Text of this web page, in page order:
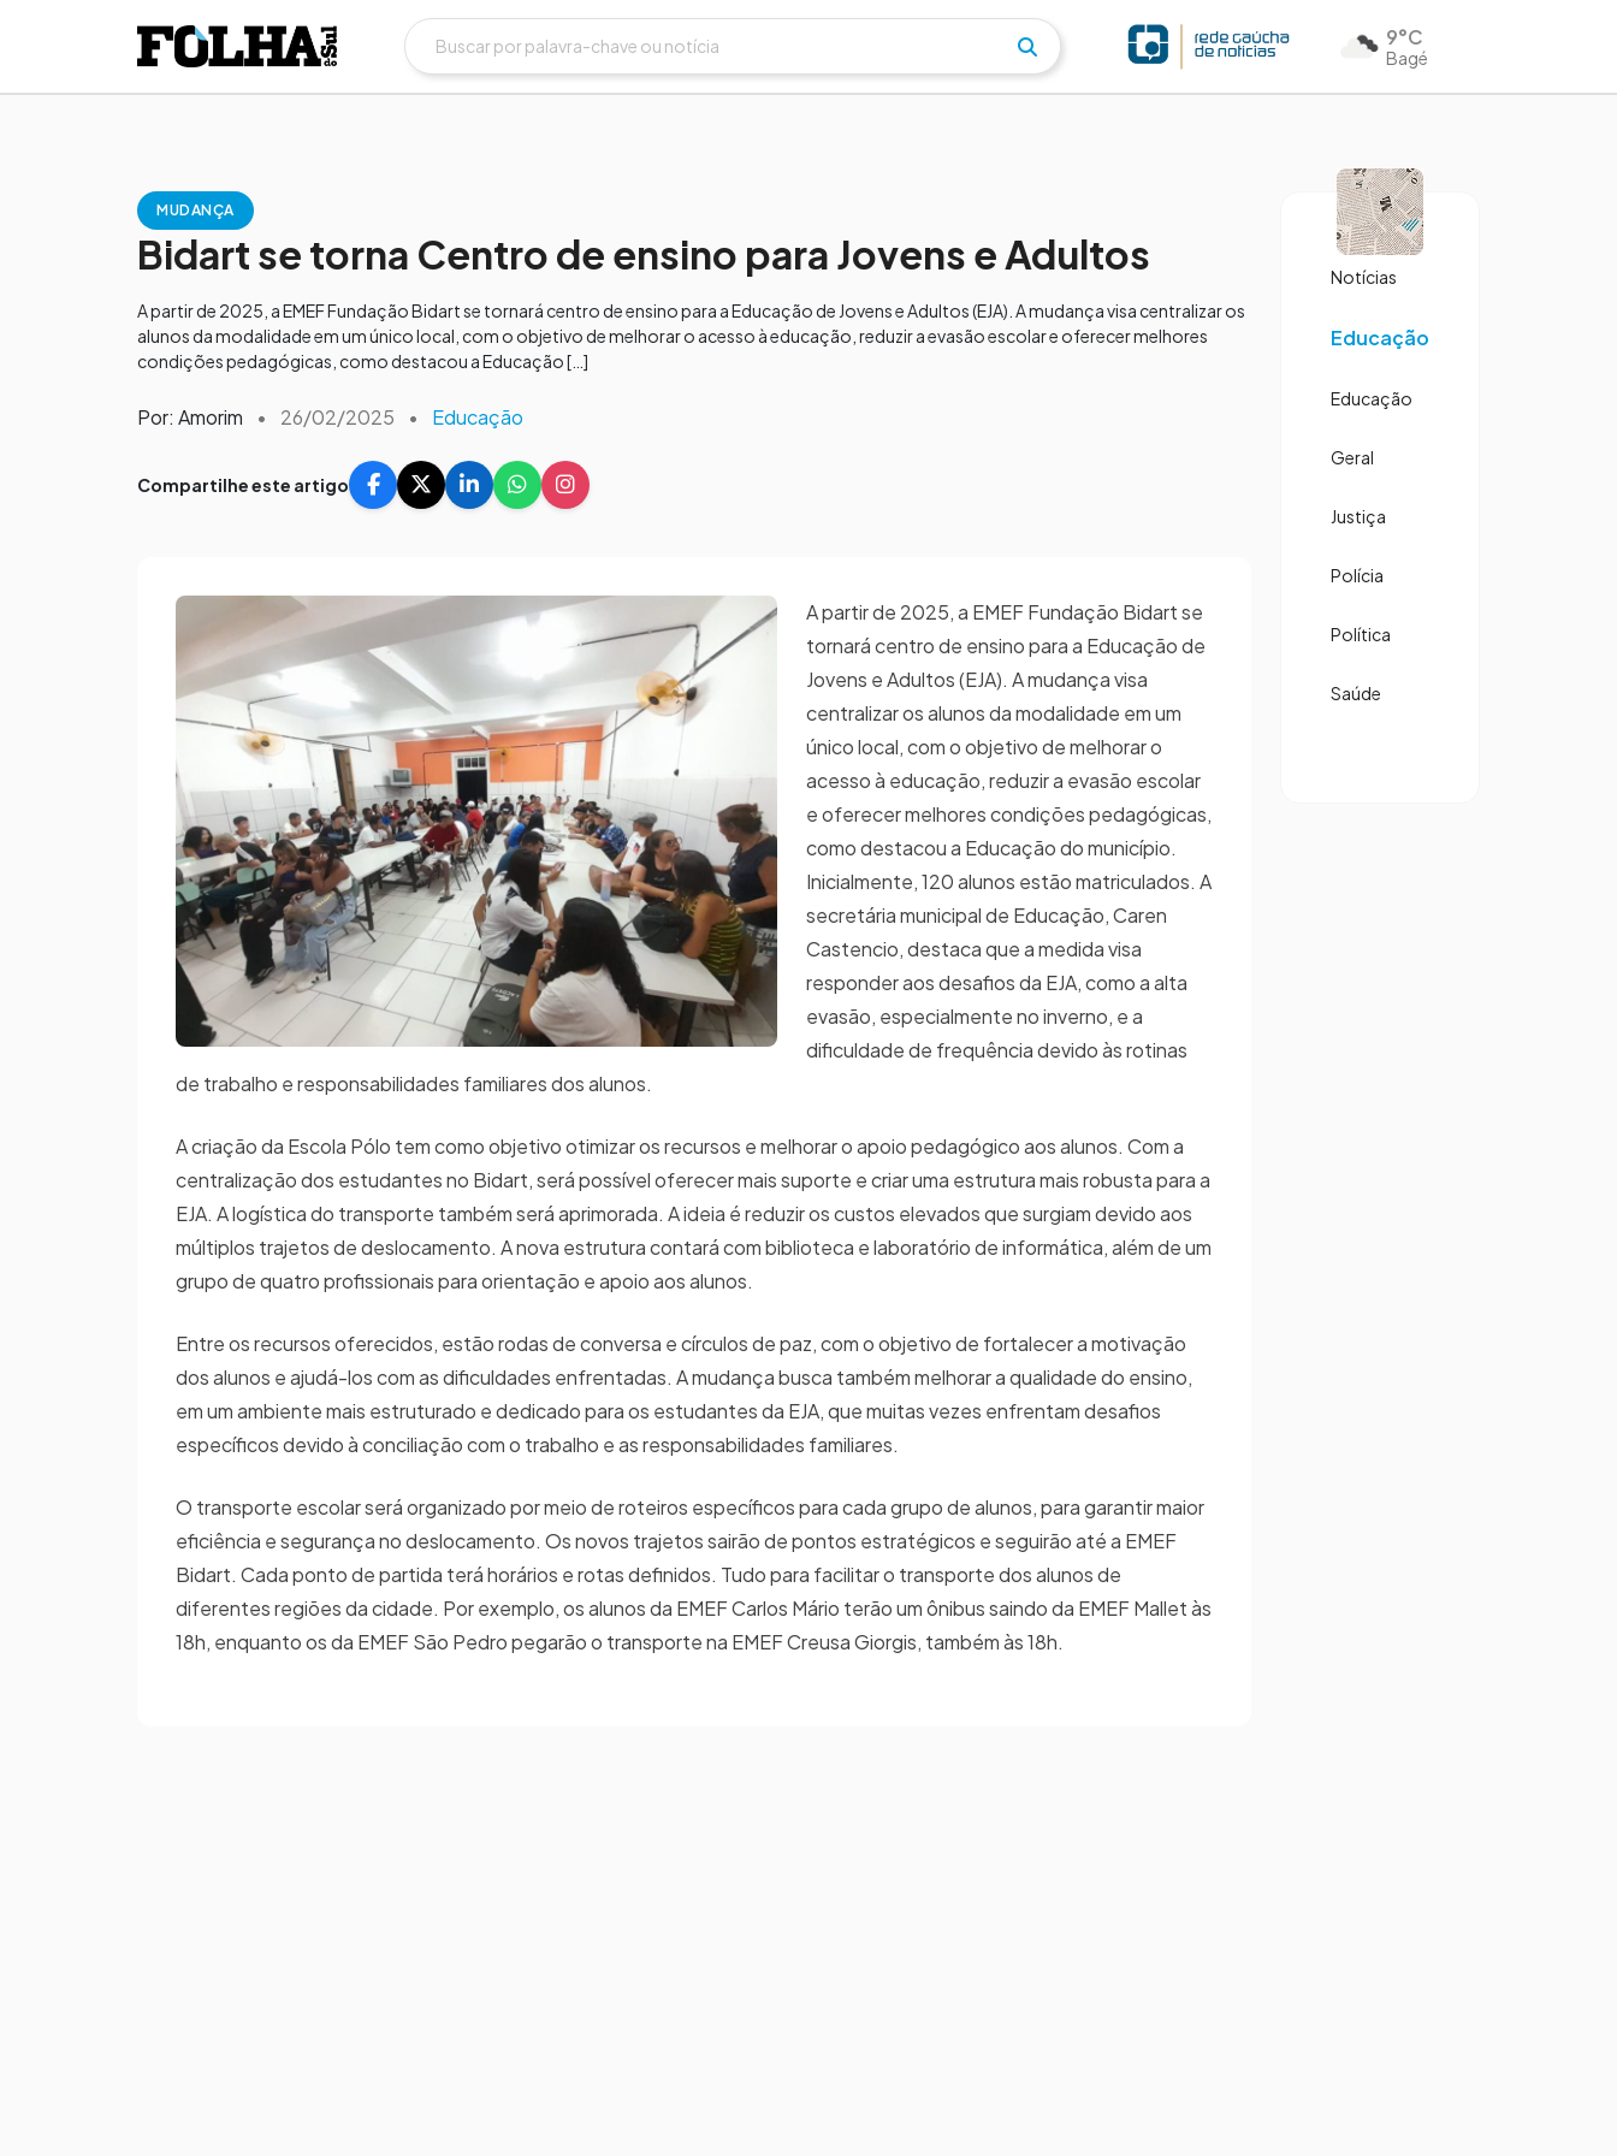
9°C
Bagé
MUDANÇA
Bidart se torna Centro de ensino para Jovens e Adultos
A partir de 2025, a EMEF Fundação Bidart se tornará centro de ensino para a Educação de Jovens e Adultos (EJA). A mudança visa centralizar os
alunos da modalidade em um único local, com o objetivo de melhorar o acesso à educação, reduzir a evasão escolar e oferecer melhores
condições pedagógicas, como destacou a Educação […]
Por: Amorim • 26/02/2025 • Educação
Compartilhe este artigo
A partir de 2025, a EMEF Fundação Bidart se
tornará centro de ensino para a Educação de
Jovens e Adultos (EJA). A mudança visa
centralizar os alunos da modalidade em um
único local, com o objetivo de melhorar o
acesso à educação, reduzir a evasão escolar
e oferecer melhores condições pedagógicas,
como destacou a Educação do município.
Inicialmente, 120 alunos estão matriculados. A
secretária municipal de Educação, Caren
Castencio, destaca que a medida visa
responder aos desafios da EJA, como a alta
evasão, especialmente no inverno, e a
dificuldade de frequência devido às rotinas
de trabalho e responsabilidades familiares dos alunos.
A criação da Escola Pólo tem como objetivo otimizar os recursos e melhorar o apoio pedagógico aos alunos. Com a
centralização dos estudantes no Bidart, será possível oferecer mais suporte e criar uma estrutura mais robusta para a
EJA. A logística do transporte também será aprimorada. A ideia é reduzir os custos elevados que surgiam devido aos
múltiplos trajetos de deslocamento. A nova estrutura contará com biblioteca e laboratório de informática, além de um
grupo de quatro profissionais para orientação e apoio aos alunos.
Entre os recursos oferecidos, estão rodas de conversa e círculos de paz, com o objetivo de fortalecer a motivação
dos alunos e ajudá-los com as dificuldades enfrentadas. A mudança busca também melhorar a qualidade do ensino,
em um ambiente mais estruturado e dedicado para os estudantes da EJA, que muitas vezes enfrentam desafios
específicos devido à conciliação com o trabalho e as responsabilidades familiares.
O transporte escolar será organizado por meio de roteiros específicos para cada grupo de alunos, para garantir maior
eficiência e segurança no deslocamento. Os novos trajetos sairão de pontos estratégicos e seguirão até a EMEF
Bidart. Cada ponto de partida terá horários e rotas definidos. Tudo para facilitar o transporte dos alunos de
diferentes regiões da cidade. Por exemplo, os alunos da EMEF Carlos Mário terão um ônibus saindo da EMEF Mallet às
18h, enquanto os da EMEF São Pedro pegarão o transporte na EMEF Creusa Giorgis, também às 18h.
Notícias
Educação
Educação
Geral
Justiça
Polícia
Política
Saúde